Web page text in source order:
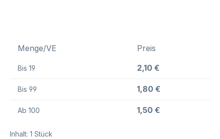
Menge/VE Preis
Bis 19 2,10 €
Bis 99 1,80 €
Ab 100 1,50 €
Inhalt: 1 Stück